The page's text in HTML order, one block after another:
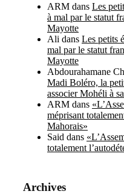
ARM dans Les
à mal par le statut
Mayotte
Ali dans Les petits
mal par le statut
Mayotte
Abdourahamane
Madi Boléro, la
associer Mohéli à
ARM dans
méprisant
Mahorais»
Said dans
totalement
Archives